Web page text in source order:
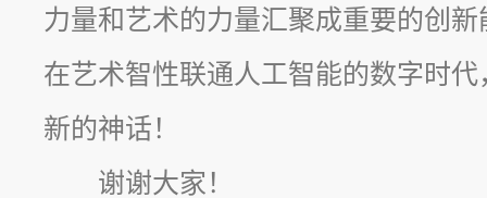
力量和艺术的力量汇聚成重要的创
在艺术智性联通人工智能的数字时
新的神话！
谢谢大家！